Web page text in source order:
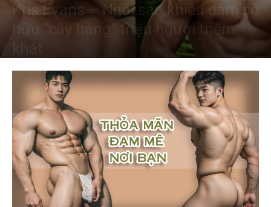
Kris Evans – Ngôi sao khiêu dâm sở
hữu “cây hàng” triệu người thèm
khát